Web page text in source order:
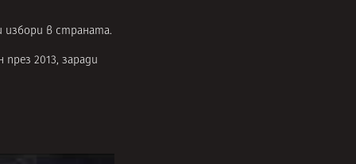
избори в страната.
през 2013, заради